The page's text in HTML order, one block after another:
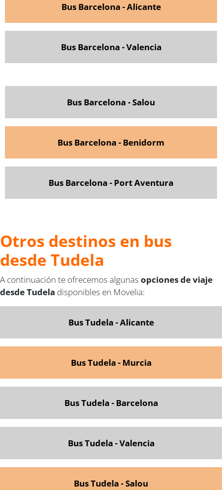
Bus Barcelona - Alicante
Bus Barcelona - Valencia
Bus Barcelona - Salou
Bus Barcelona - Benidorm
Bus Barcelona - Port Aventura
Otros destinos en bus
desde Tudela
A continuación te ofrecemos algunas opciones de viaje
desde Tudela disponibles en Movelia:
Bus Tudela - Alicante
Bus Tudela - Murcia
Bus Tudela - Barcelona
Bus Tudela - Valencia
Bus Tudela - Salou